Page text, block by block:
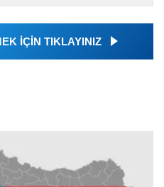
tüm...
İÇİN TIKLAYINIZ